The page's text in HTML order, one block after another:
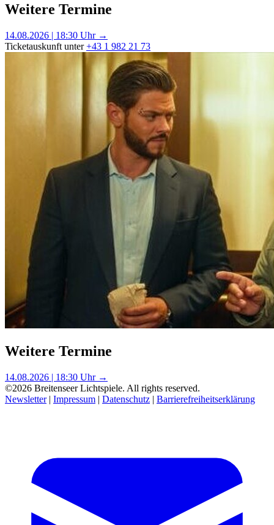
Weitere Termine
14.08.2026 | 18:30 Uhr →
Ticketauskunft unter+43 1 982 21 73
Weitere Termine
14.08.2026 | 18:30 Uhr →
©2026 Breitenseer Lichtspiele. All rights reserved.
Newsletter| Impressum | Datenschutz | Barrierefreiheitserklärung